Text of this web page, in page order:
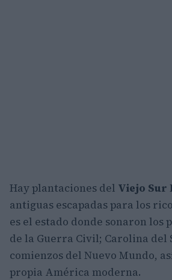
Hay plantaciones del Viejo Sur
antiguas escapadas para los
es el estado donde sonaron los
de la Guerra Civil; Carolina del
comienzos del Nuevo Mundo,
propia América moderna.